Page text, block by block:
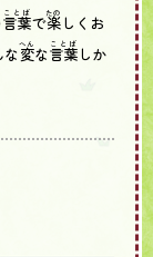
言葉
ことば で楽
たの しくお
変
へん な言葉
ことば しか